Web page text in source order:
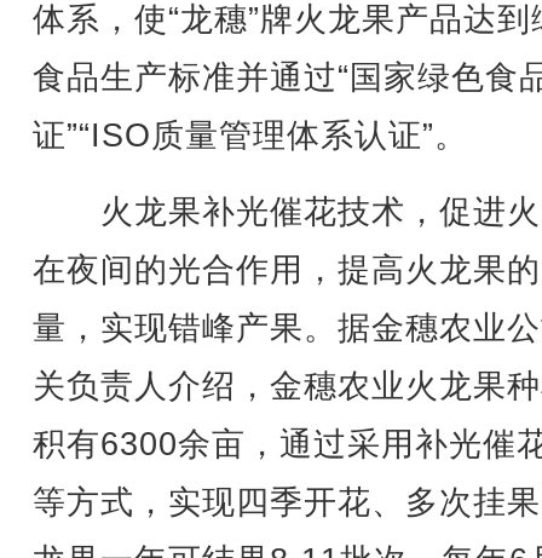
体系，使“龙穗”牌火龙果产品达到
食品生产标准并通过“国家绿色食
证”“ISO质量管理体系认证”。
火龙果补光催花技术，促进
在夜间的光合作用，提高火龙果
量，实现错峰产果。据金穗农业
关负责人介绍，金穗农业火龙果
积有6300余亩，通过采用补光催
等方式，实现四季开花、多次挂